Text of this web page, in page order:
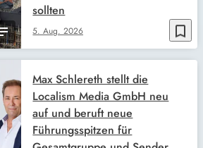
bookmark_border
5. Aug. 2026
sollten
Max Schlereth stellt die
Localism Media GmbH neu
auf und beruft neue
Führungsspitzen für